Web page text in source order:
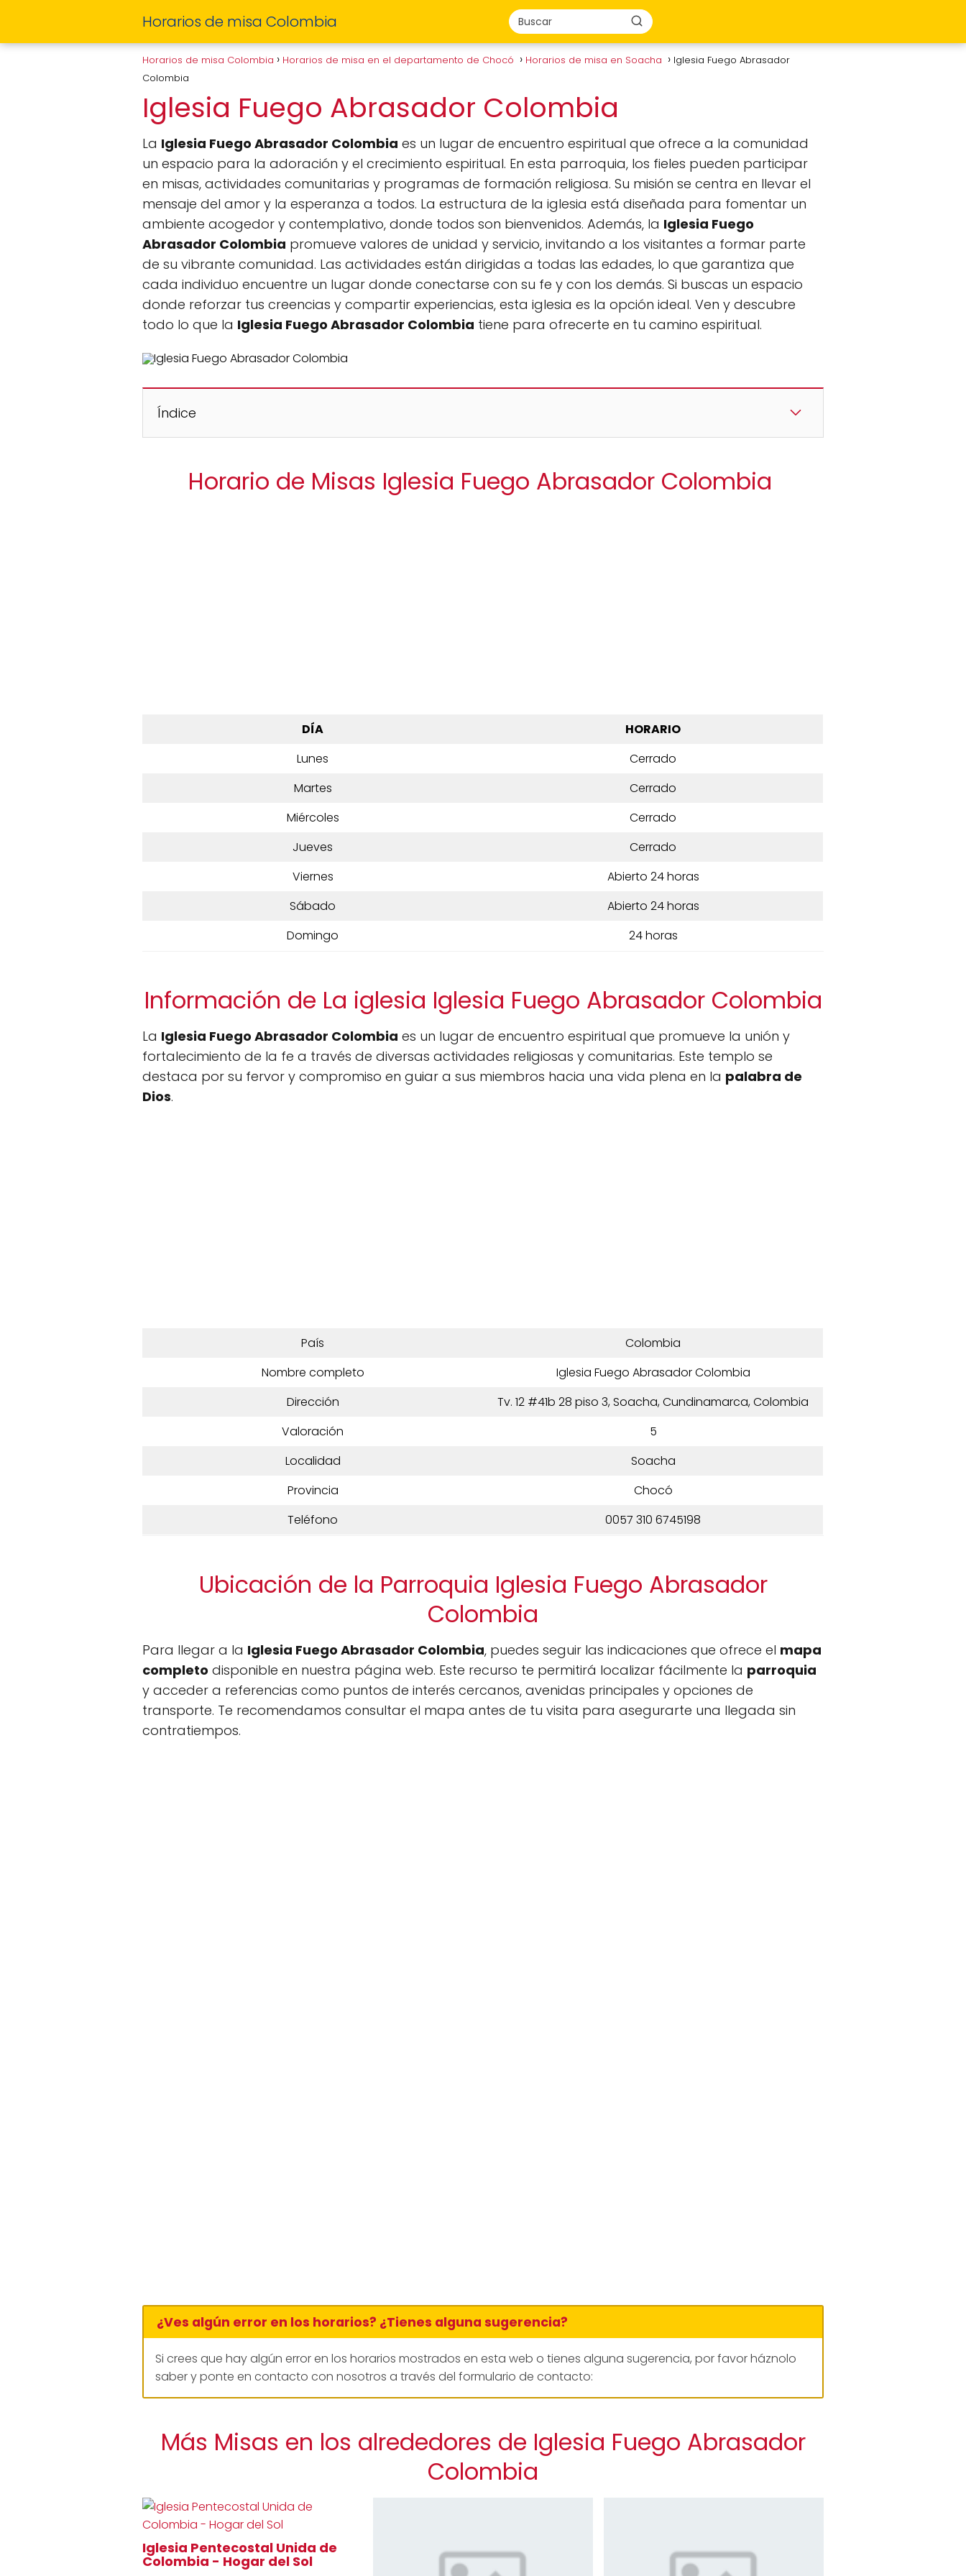
Horarios de misa Colombia
Horarios de misa Colombia Horarios de misa en el departamento de Chocó Horarios de misa en Soacha
Iglesia Fuego Abrasador
Colombia
Iglesia Fuego Abrasador Colombia
La Iglesia Fuego Abrasador Colombia es un lugar de encuentro espiritual que ofrece a la comunidad
un espacio para la adoración y el crecimiento espiritual. En esta parroquia, los fieles pueden participar
en misas, actividades comunitarias y programas de formación religiosa. Su misión se centra en llevar el
mensaje del amor y la esperanza a todos. La estructura de la iglesia está diseñada para fomentar un
ambiente acogedor y contemplativo, donde todos son bienvenidos. Además, la Iglesia Fuego
Abrasador Colombia promueve valores de unidad y servicio, invitando a los visitantes a formar parte
de su vibrante comunidad. Las actividades están dirigidas a todas las edades, lo que garantiza que
cada individuo encuentre un lugar donde conectarse con su fe y con los demás. Si buscas un espacio
donde reforzar tus creencias y compartir experiencias, esta iglesia es la opción ideal. Ven y descubre
todo lo que la Iglesia Fuego Abrasador Colombia tiene para ofrecerte en tu camino espiritual.
Índice
Horario de Misas Iglesia Fuego Abrasador Colombia
DÍA
HORARIO
Lunes
Cerrado
Martes
Cerrado
Miércoles
Cerrado
Jueves
Cerrado
Viernes
Abierto 24 horas
Sábado
Abierto 24 horas
Domingo
24 horas
Información de La iglesia Iglesia Fuego Abrasador Colombia
La Iglesia Fuego Abrasador Colombia es un lugar de encuentro espiritual que promueve la unión y
fortalecimiento de la fe a través de diversas actividades religiosas y comunitarias. Este templo se
destaca por su fervor y compromiso en guiar a sus miembros hacia una vida plena en la palabra de
Dios.
País
Colombia
Nombre completo
Iglesia Fuego Abrasador Colombia
Dirección
Tv. 12 #41b 28 piso 3, Soacha, Cundinamarca, Colombia
Valoración
5
Localidad
Soacha
Provincia
Chocó
Teléfono
0057 310 6745198
Ubicación de la Parroquia Iglesia Fuego Abrasador
Colombia
Para llegar a la Iglesia Fuego Abrasador Colombia, puedes seguir las indicaciones que ofrece el mapa
completo disponible en nuestra página web. Este recurso te permitirá localizar fácilmente la parroquia
y acceder a referencias como puntos de interés cercanos, avenidas principales y opciones de
transporte. Te recomendamos consultar el mapa antes de tu visita para asegurarte una llegada sin
contratiempos.
¿Ves algún error en los horarios? ¿Tienes alguna sugerencia?
Si crees que hay algún error en los horarios mostrados en esta web o tienes alguna sugerencia, por favor háznolo
saber y ponte en contacto con nosotros a través del formulario de contacto:
Más Misas en los alrededores de Iglesia Fuego Abrasador
Colombia
Iglesia Pentecostal Unida de
Colombia - Hogar del Sol